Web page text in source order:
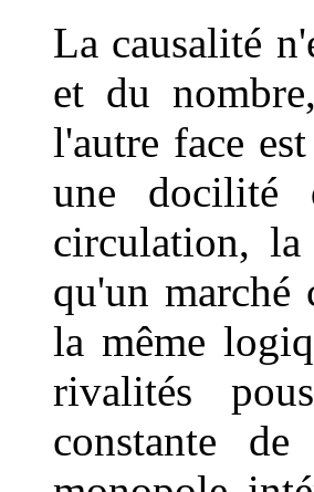
La causalité
et du
l'autre face
une docilité
circulation,
qu'un
la même
rivalités
constante